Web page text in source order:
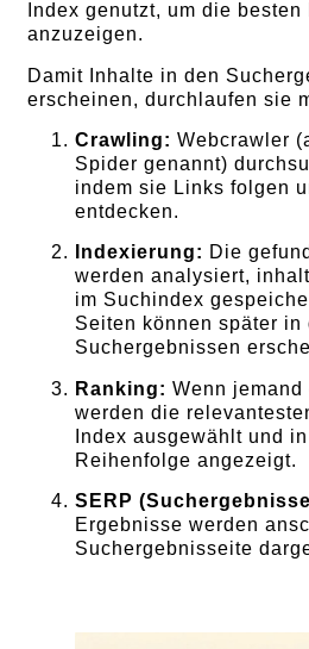
Index genutzt, um die
anzuzeigen.
Damit Inhalte in den
erscheinen, durchlaufen sie
Crawling: Webcrawler
Spider genannt)
indem sie Links folgen
entdecken.
Indexierung: Die
werden analysiert,
im Suchindex
Seiten können später in
Suchergebnissen
Ranking: Wenn
werden die
Index ausgewählt und
Reihenfolge angezeigt.
SERP
Ergebnisse werden
Suchergebnisseite